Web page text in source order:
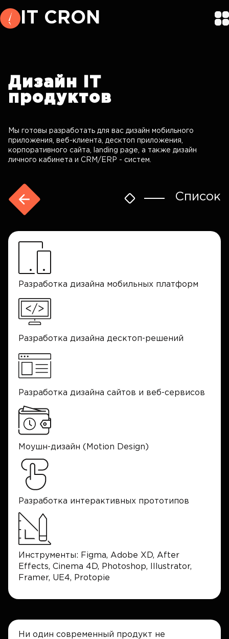
IT CRON
Дизайн
IT
продуктов
Мы готовы разработать для вас дизайн мобильного
приложения, веб-клиента, десктоп приложения,
корпоративного сайта, landing page, а также дизайн
личного кабинета и CRM/ERP - систем.
Список
Разработка дизайна мобильных платформ
Разработка дизайна десктоп-решений
Разработка дизайна сайтов и веб-сервисов
Моушн-дизайн (Motion Design)
Разработка интерактивных прототипов
Инструменты: Figma, Adobe XD, After
Effects, Cinema 4D, Photoshop, Illustrator,
Framer, UE4, Protopie
Ни один современный продукт не